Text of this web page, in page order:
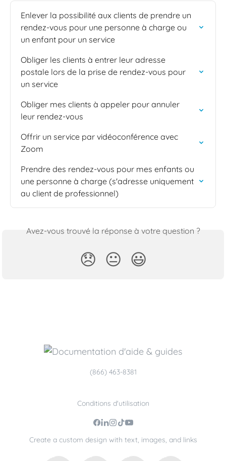
Enlever la possibilité aux clients de prendre un
rendez-vous pour une personne à charge ou
un enfant pour un service
Obliger les clients à entrer leur adresse
postale lors de la prise de rendez-vous pour
un service
Obliger mes clients à appeler pour annuler
leur rendez-vous
Offrir un service par vidéoconférence avec
Zoom
Prendre des rendez-vous pour mes enfants ou
une personne à charge (s'adresse uniquement
au client de professionnel)
Avez-vous trouvé la réponse à votre question ?
😞 😐 😃
(866) 463-8381
Conditions d'utilisation
Create a custom design with text, images, and links